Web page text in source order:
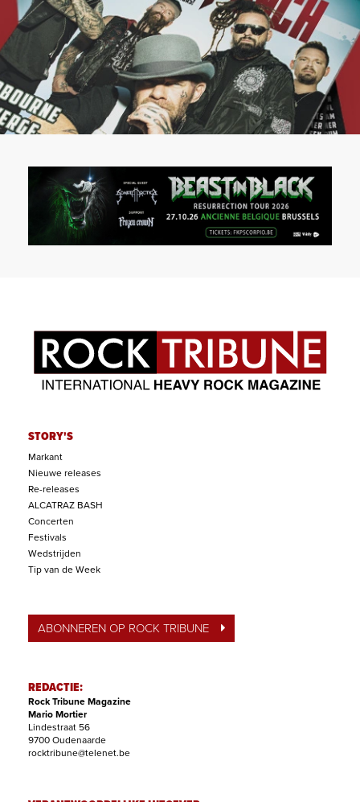
STORY'S
Markant
Nieuwe releases
Re-releases
ALCATRAZ BASH
Concerten
Festivals
Wedstrijden
Tip van de Week
ABONNEREN OP ROCK TRIBUNE
REDACTIE:
Rock Tribune Magazine
Mario Mortier
Lindestraat 56
9700 Oudenaarde
rocktribune@telenet.be